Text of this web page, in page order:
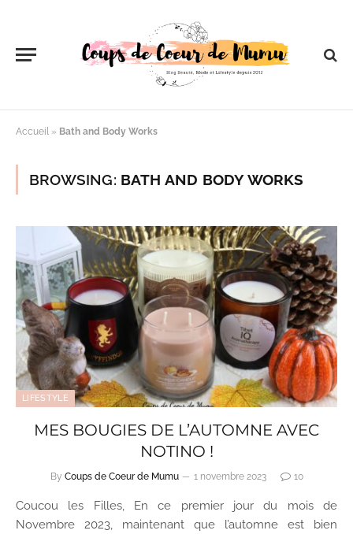
Accueil » Bath and Body Works
BROWSING: BATH AND BODY WORKS
LIFESTYLE
MES BOUGIES DE L’AUTOMNE AVEC
NOTINO !
By Coups de Coeur de Mumu 1 novembre 2023 10
Coucou les Filles, En ce premier jour du mois de
Novembre 2023, maintenant que l’automne est bien